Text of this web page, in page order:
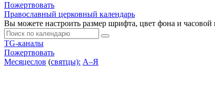
Пожертвовать
Православный церковный календарь
Вы можете настроить размер шрифта, цвет фона и часовой
TG-каналы
Пожертвовать
Месяцеслов (cвятцы): А–Я